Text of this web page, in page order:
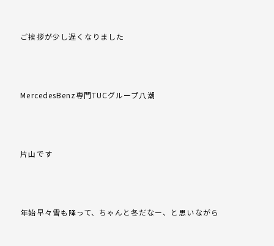
ご挨拶が少し遅くなりました
MercedesBenz専門TUCグループ八潮
片山です
年始早々雪も降って、ちゃんと冬だなー、と思いながら